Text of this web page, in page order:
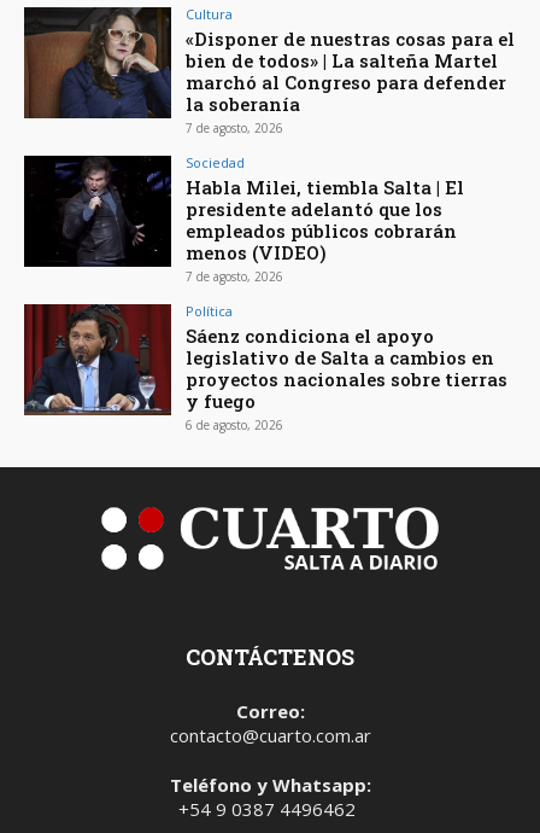
Cultura
«Disponer de nuestras cosas para el
bien de todos» | La salteña Martel
marchó al Congreso para defender
la soberanía
7 de agosto, 2026
Sociedad
Habla Milei, tiembla Salta | El
presidente adelantó que los
empleados públicos cobrarán
menos (VIDEO)
7 de agosto, 2026
Política
Sáenz condiciona el apoyo
legislativo de Salta a cambios en
proyectos nacionales sobre tierras
y fuego
6 de agosto, 2026
CONTÁCTENOS
Correo:
contacto@cuarto.com.ar
Teléfono y Whatsapp:
+54 9 0387 4496462